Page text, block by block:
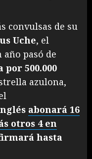
convulsas de su
Uche, el
pasó de
por 500.000
azulona,
abonará 16
otros 4 en
hasta